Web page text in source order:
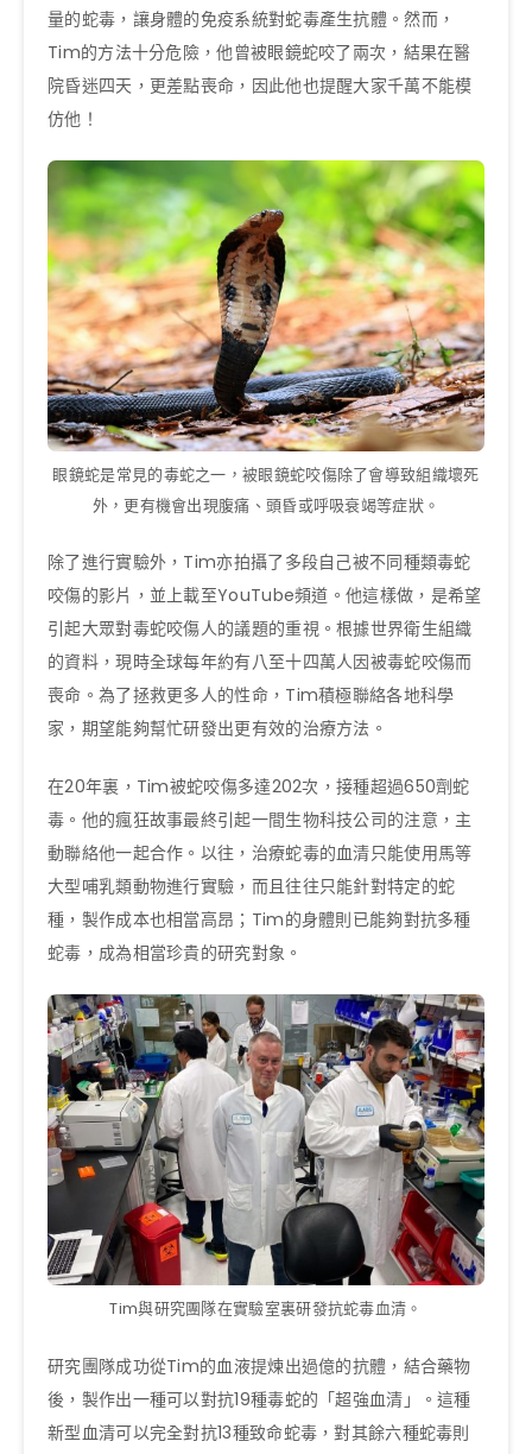
量的蛇毒，讓身體的免疫系統對蛇毒產生抗體。然而，
Tim的方法十分危險，他曾被眼鏡蛇咬了兩次，結果在醫
院昏迷四天，更差點喪命，因此他也提醒大家千萬不能模
仿他！
眼鏡蛇是常見的毒蛇之一，被眼鏡蛇咬傷除了會導致組織壞死
外，更有機會出現腹痛、頭昏或呼吸衰竭等症狀。
除了進行實驗外，Tim亦拍攝了多段自己被不同種類毒蛇
咬傷的影片，並上載至YouTube頻道。他這樣做，是希望
引起大眾對毒蛇咬傷人的議題的重視。根據世界衛生組織
的資料，現時全球每年約有八至十四萬人因被毒蛇咬傷而
喪命。為了拯救更多人的性命，Tim積極聯絡各地科學
家，期望能夠幫忙研發出更有效的治療方法。
在20年裏，Tim被蛇咬傷多達202次，接種超過650劑蛇
毒。他的瘋狂故事最終引起一間生物科技公司的注意，主
動聯絡他一起合作。以往，治療蛇毒的血清只能使用馬等
大型哺乳類動物進行實驗，而且往往只能針對特定的蛇
種，製作成本也相當高昂；Tim的身體則已能夠對抗多種
蛇毒，成為相當珍貴的研究對象。
Tim與研究團隊在實驗室裏研發抗蛇毒血清。
研究團隊成功從Tim的血液提煉出過億的抗體，結合藥物
後，製作出一種可以對抗19種毒蛇的「超強血清」。這種
新型血清可以完全對抗13種致命蛇毒，對其餘六種蛇毒則